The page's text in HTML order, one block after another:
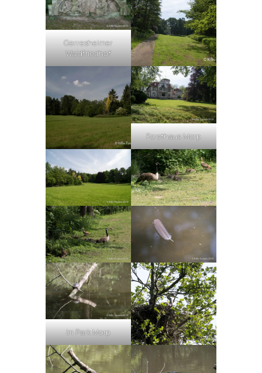
Gerresheimer
Waldfriedhof
Forsthaus Morp
Im Park Morp